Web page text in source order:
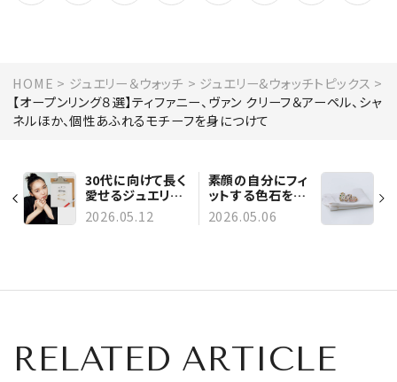
HOME ジュエリー＆ウォッチ
ジュエリー&ウォッチトピックス
【オープンリング８選】ティファニー、ヴァン クリーフ＆アーペル、シャ
ネルほか、個性あふれるモチーフを身につけて
30代に向けて長く
愛せるジュエリー
を探したい！ 【飯
豊まりえさん】の夢
2026.05.12
素顔の自分にフィ
ットする色石をお
守りに。【ブチェラ
ッティ】のリングと
2026.05.06
RELATED ARTICLE